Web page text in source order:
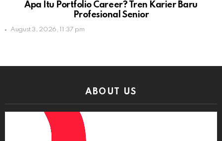
Apa Itu Portfolio Career? Tren Karier Baru
Profesional Senior
August 3, 2026, 11:37 pm
ABOUT US